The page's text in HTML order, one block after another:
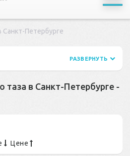
Санкт-Петербурге
РАЗВЕРНУТЬ
таза в Санкт-Петербурге -
Цене